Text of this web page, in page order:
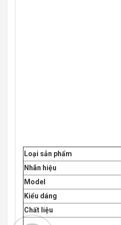
Loại sản phẩm
Nhãn hiệu
Model
Kiểu dáng
Chất liệu